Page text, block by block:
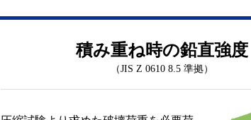
積み重ね時の鉛直強度
（JIS Z 0610 8.5 準拠）